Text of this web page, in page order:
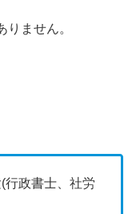
ません。
行政書士、社労